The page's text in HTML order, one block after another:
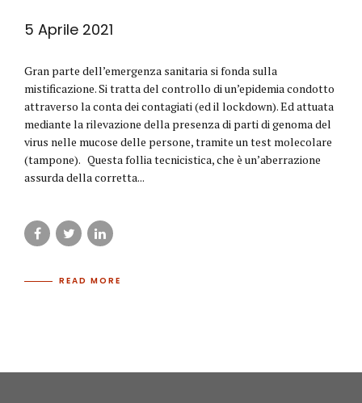
5 Aprile 2021
Gran parte dell’emergenza sanitaria si fonda sulla
mistificazione. Si tratta del controllo di un’epidemia condotto
attraverso la conta dei contagiati (ed il lockdown). Ed attuata
mediante la rilevazione della presenza di parti di genoma del
virus nelle mucose delle persone, tramite un test molecolare
(tampone). Questa follia tecnicistica, che è un’aberrazione
assurda della corretta...
READ MORE